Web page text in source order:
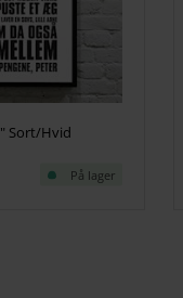
Sort/Hvid
På lager